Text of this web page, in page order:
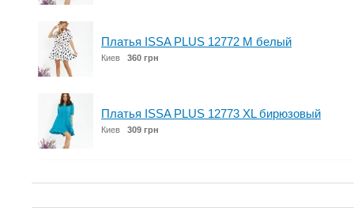
Платья ISSA PLUS 12772 M белый
Киев 360 грн
Платья ISSA PLUS 12773 XL бирюзовый
Киев 309 грн